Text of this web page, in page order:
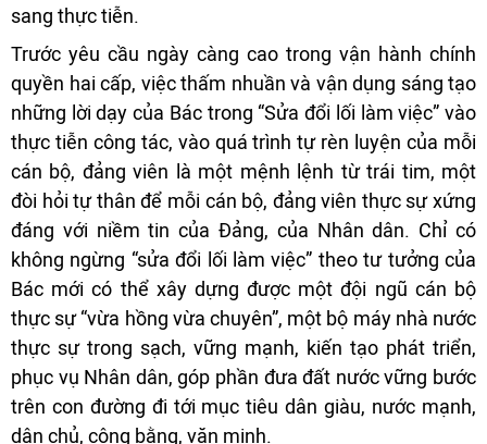
sang thực tiễn.
Trước yêu cầu ngày càng cao trong vận hành chính
quyền hai cấp, việc thấm nhuần và vận dụng sáng tạo
những lời dạy của Bác trong “Sửa đổi lối làm việc” vào
thực tiễn công tác, vào quá trình tự rèn luyện của mỗi
cán bộ, đảng viên là một mệnh lệnh từ trái tim, một
đòi hỏi tự thân để mỗi cán bộ, đảng viên thực sự xứng
đáng với niềm tin của Đảng, của Nhân dân. Chỉ có
không ngừng “sửa đổi lối làm việc” theo tư tưởng của
Bác mới có thể xây dựng được một đội ngũ cán bộ
thực sự “vừa hồng vừa chuyên”, một bộ máy nhà nước
thực sự trong sạch, vững mạnh, kiến tạo phát triển,
phục vụ Nhân dân, góp phần đưa đất nước vững bước
trên con đường đi tới mục tiêu dân giàu, nước mạnh,
dân chủ, công bằng, văn minh.